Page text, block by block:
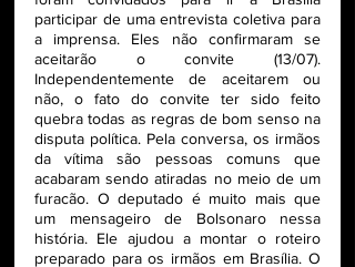
participar de uma entrevista coletiva para
a imprensa. Eles não confirmaram se
aceitarão o convite (13/07).
Independentemente de aceitarem ou
não, o fato do convite ter sido feito
quebra todas as regras de bom senso na
disputa política. Pela conversa, os irmãos
da vítima são pessoas comuns que
acabaram sendo atiradas no meio de um
furacão. O deputado é muito mais que
um mensageiro de Bolsonaro nessa
história. Ele ajudou a montar o roteiro
preparado para os irmãos em Brasília. O